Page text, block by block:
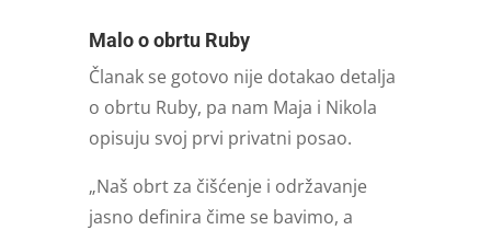
Malo o obrtu Ruby
Članak se gotovo nije dotakao detalja
o obrtu Ruby, pa nam Maja i Nikola
opisuju svoj prvi privatni posao.
„Naš obrt za čišćenje i održavanje
jasno definira čime se bavimo, a